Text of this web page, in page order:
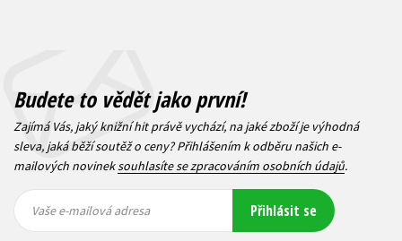
Budete to vědět jako první!
Zajímá Vás, jaký knižní hit právě vychází, na jaké zboží je výhodná
sleva, jaká běží soutěž o ceny? Přihlášením k odběru našich e-
mailových novineksouhlasíte se zpracováním osobních údajů.
mailová
mailová
Vaše e-mailová adresa Přihlásit se